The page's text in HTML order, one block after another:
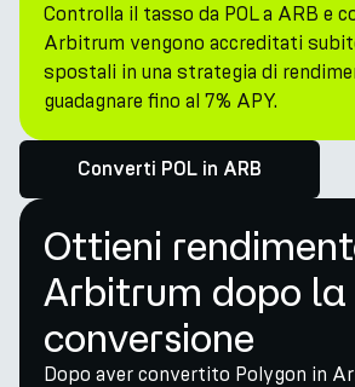
Controlla il tasso da POL a ARB e
Arbitrum vengono accreditati
spostali in una strategia di
guadagnare fino al 7% APY.
Converti POL in ARB
Ottieni
Arbitrum dopo la
conversione
Dopo aver convertito Polygon in